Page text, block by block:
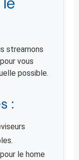
streamons
vous
possible.
:
le home